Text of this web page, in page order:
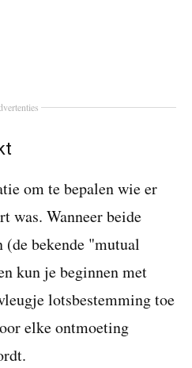
om te bepalen wie er
was. Wanneer beide
(de bekende "mutual
kun je beginnen met
lotsbestemming toe
elke ontmoeting